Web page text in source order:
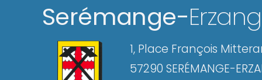
Serémange-
1, Place François
57290 SERÉMANGE-